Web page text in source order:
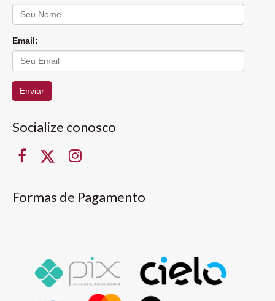
Email:
Enviar
Socialize conosco
Formas de Pagamento